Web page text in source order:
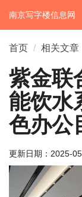
南京写字楼信息网
首页 相关文章
紫金联
能饮水
色办公
更新日期： 2025-